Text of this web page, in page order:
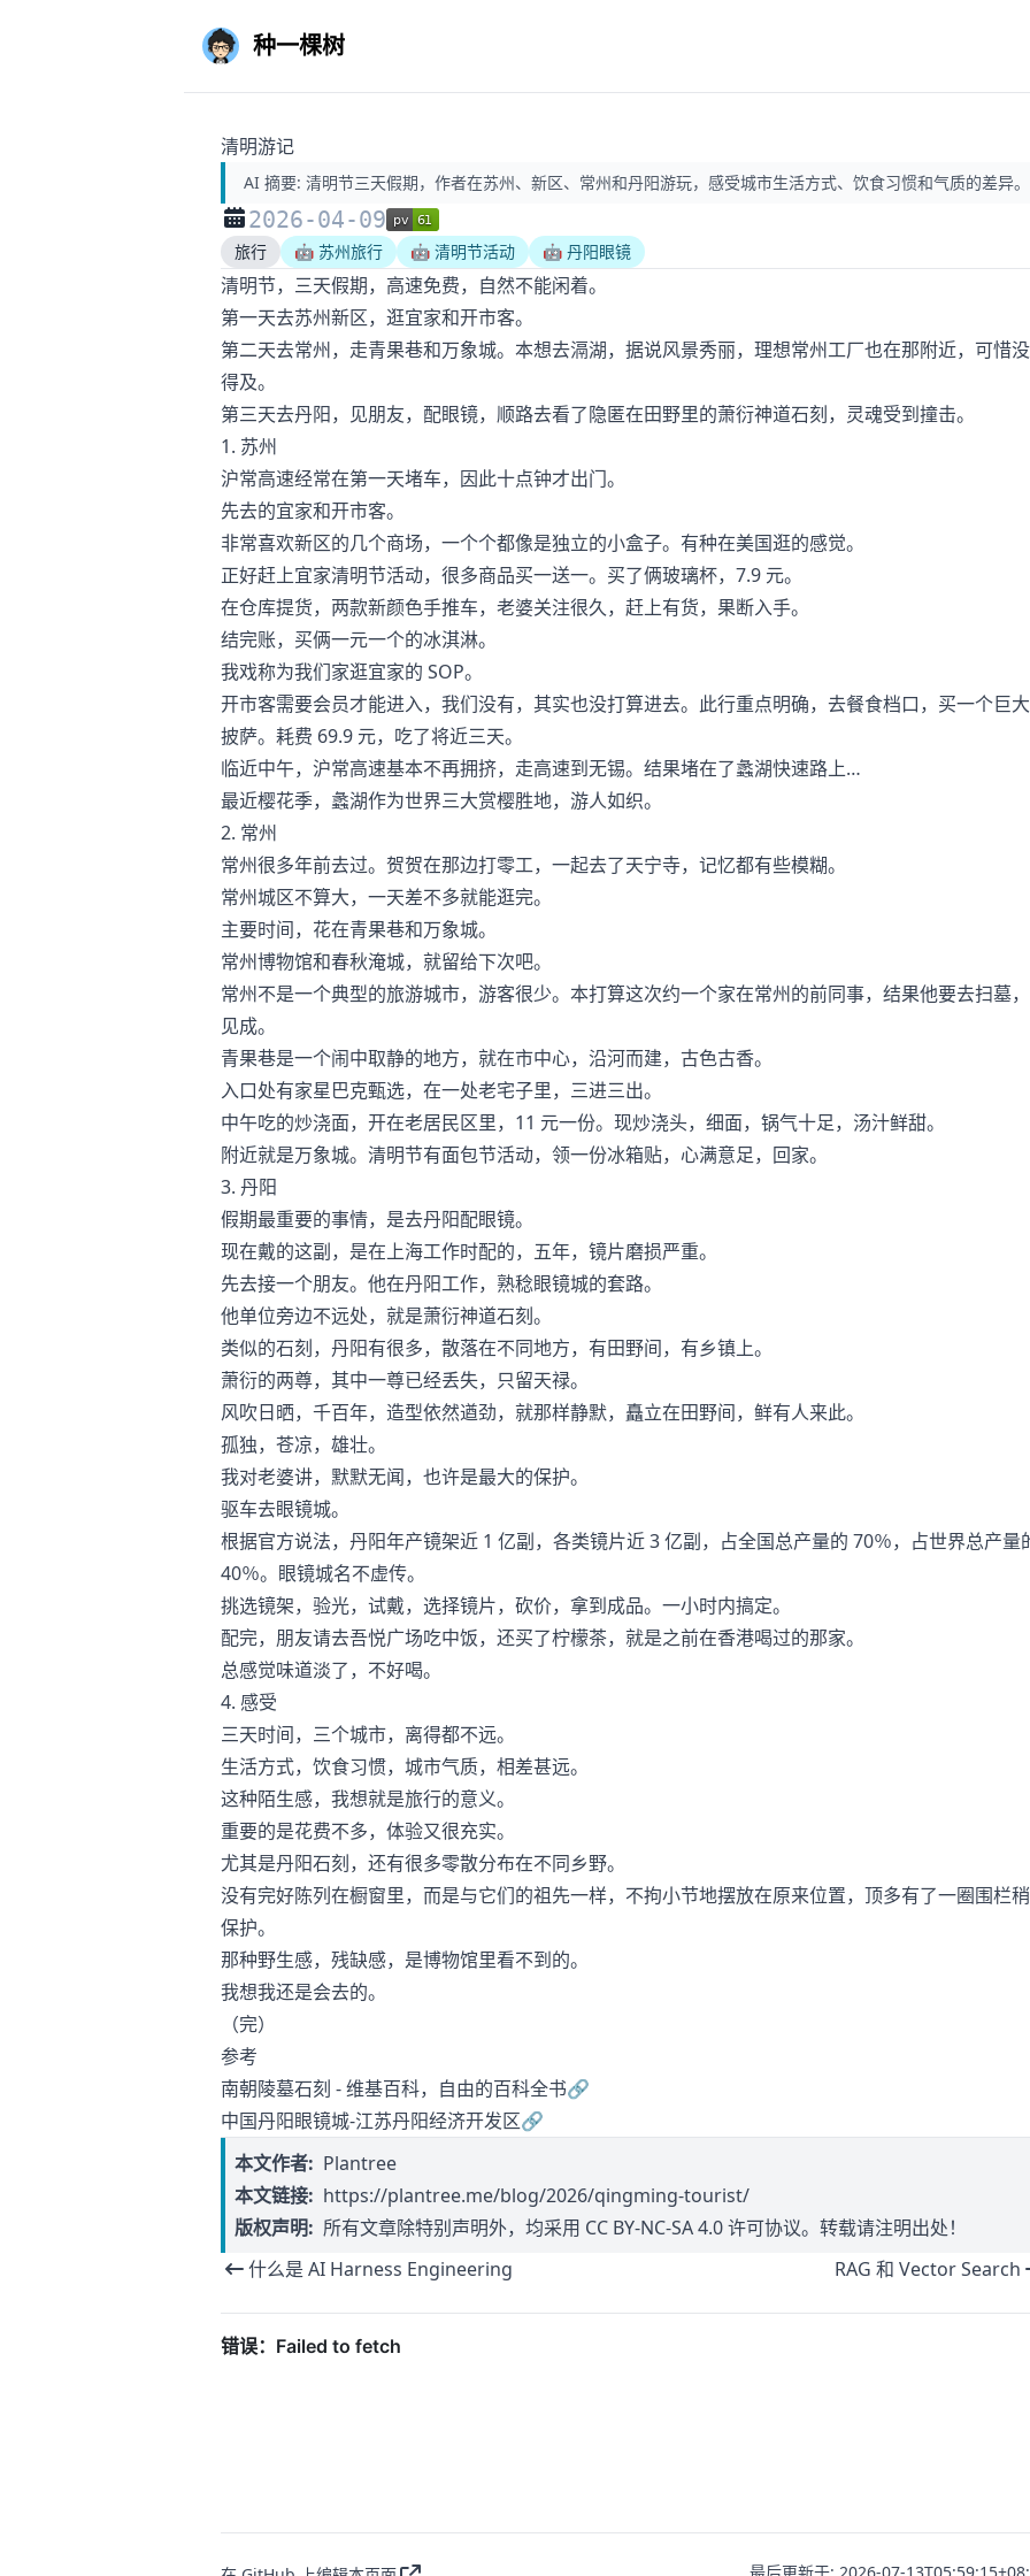
种一棵树
清明游记
AI 摘要: 清明节三天假期，作者在苏州、新区、常州和丹阳游玩，感受城市生活方式、饮食习惯和气质的差异。
2026-04-09
旅行 🤖 苏州旅行 🤖 清明节活动 🤖 丹阳眼镜
清明节，三天假期，高速免费，自然不能闲着。
第一天去苏州新区，逛宜家和开市客。
第二天去常州，走青果巷和万象城。本想去滆湖，据说风景秀丽，理想常州工厂也在那附近，可惜
得及。
第三天去丹阳，见朋友，配眼镜，顺路去看了隐匿在田野里的萧衍神道石刻，灵魂受到撞击。
1. 苏州
沪常高速经常在第一天堵车，因此十点钟才出门。
先去的宜家和开市客。
非常喜欢新区的几个商场，一个个都像是独立的小盒子。有种在美国逛的感觉。
正好赶上宜家清明节活动，很多商品买一送一。买了俩玻璃杯，7.9 元。
在仓库提货，两款新颜色手推车，老婆关注很久，赶上有货，果断入手。
结完账，买俩一元一个的冰淇淋。
我戏称为我们家逛宜家的 SOP。
开市客需要会员才能进入，我们没有，其实也没打算进去。此行重点明确，去餐食档口，买一个巨
披萨。耗费 69.9 元，吃了将近三天。
临近中午，沪常高速基本不再拥挤，走高速到无锡。结果堵在了蠡湖快速路上…
最近樱花季，蠡湖作为世界三大赏樱胜地，游人如织。
2. 常州
常州很多年前去过。贺贺在那边打零工，一起去了天宁寺，记忆都有些模糊。
常州城区不算大，一天差不多就能逛完。
主要时间，花在青果巷和万象城。
常州博物馆和春秋淹城，就留给下次吧。
常州不是一个典型的旅游城市，游客很少。本打算这次约一个家在常州的前同事，结果他要去扫墓
见成。
青果巷是一个闹中取静的地方，就在市中心，沿河而建，古色古香。
入口处有家星巴克甄选，在一处老宅子里，三进三出。
中午吃的炒浇面，开在老居民区里，11 元一份。现炒浇头，细面，锅气十足，汤汁鲜甜。
附近就是万象城。清明节有面包节活动，领一份冰箱贴，心满意足，回家。
3. 丹阳
假期最重要的事情，是去丹阳配眼镜。
现在戴的这副，是在上海工作时配的，五年，镜片磨损严重。
先去接一个朋友。他在丹阳工作，熟稔眼镜城的套路。
他单位旁边不远处，就是萧衍神道石刻。
类似的石刻，丹阳有很多，散落在不同地方，有田野间，有乡镇上。
萧衍的两尊，其中一尊已经丢失，只留天禄。
风吹日晒，千百年，造型依然遒劲，就那样静默，矗立在田野间，鲜有人来此。
孤独，苍凉，雄壮。
我对老婆讲，默默无闻，也许是最大的保护。
驱车去眼镜城。
根据官方说法，丹阳年产镜架近 1 亿副，各类镜片近 3 亿副，占全国总产量的 70％，占世界总产量
40％。眼镜城名不虚传。
挑选镜架，验光，试戴，选择镜片，砍价，拿到成品。一小时内搞定。
配完，朋友请去吾悦广场吃中饭，还买了柠檬茶，就是之前在香港喝过的那家。
总感觉味道淡了，不好喝。
4. 感受
三天时间，三个城市，离得都不远。
生活方式，饮食习惯，城市气质，相差甚远。
这种陌生感，我想就是旅行的意义。
重要的是花费不多，体验又很充实。
尤其是丹阳石刻，还有很多零散分布在不同乡野。
没有完好陈列在橱窗里，而是与它们的祖先一样，不拘小节地摆放在原来位置，顶多有了一圈围栏
保护。
那种野生感，残缺感，是博物馆里看不到的。
我想我还是会去的。
（完）
参考
南朝陵墓石刻 - 维基百科，自由的百科全书🔗
中国丹阳眼镜城-江苏丹阳经济开发区🔗
本文作者: Plantree
本文链接: https://plantree.me/blog/2026/qingming-tourist/
版权声明: 所有文章除特别声明外，均采用 CC BY-NC-SA 4.0许可协议。转载请注明出处！
什么是 AI Harness Engineering
RAG 和 Vector Search